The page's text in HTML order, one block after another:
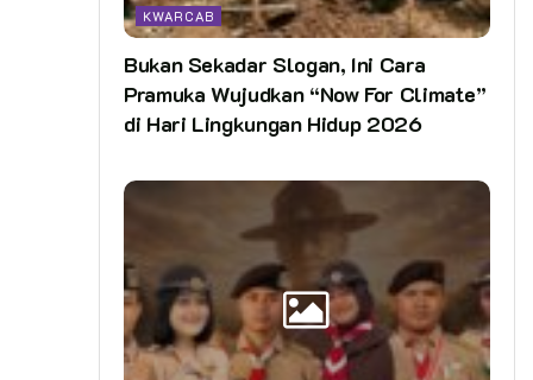
KWARCAB
Bukan Sekadar Slogan, Ini Cara
Pramuka Wujudkan “Now For Climate”
di Hari Lingkungan Hidup 2026